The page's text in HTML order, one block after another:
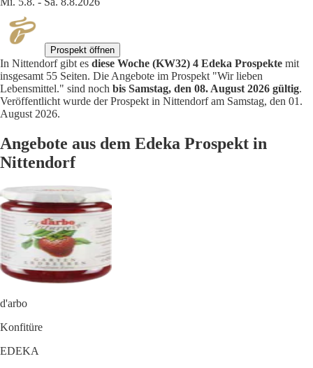
Prospekt öffnen
In Nittendorf gibt es diese Woche (KW32) 4 Edeka Prospekte mit
insgesamt 55 Seiten. Die Angebote im Prospekt "Wir lieben
Lebensmittel." sind noch bis Samstag, den 08. August 2026 gültig.
Veröffentlicht wurde der Prospekt in Nittendorf am Samstag, den 01.
August 2026.
Angebote aus dem Edeka Prospekt in
Nittendorf
d'arbo
Konfitüre
EDEKA